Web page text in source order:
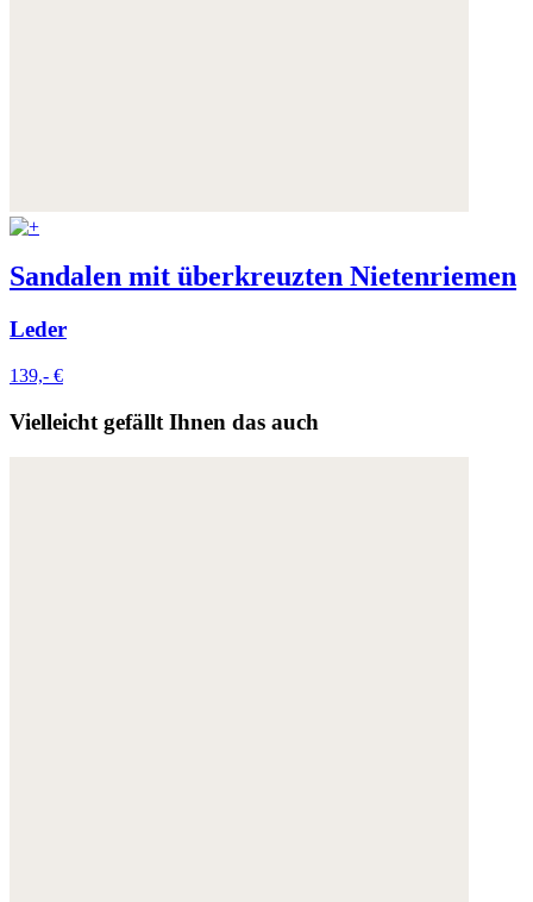
Sandalen mit überkreuzten Nietenriemen
Leder
139,- €
Vielleicht gefällt Ihnen das auch